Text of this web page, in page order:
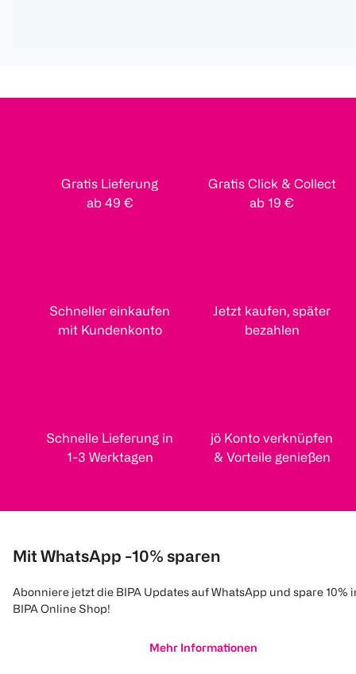
Gratis Lieferung
ab 49 €
Gratis Click & Collect
ab 19 €
Schneller einkaufen
mit Kundenkonto
Jetzt kaufen, später
bezahlen
Schnelle Lieferung in
1-3 Werktagen
jö Konto verknüpfen
& Vorteile genießen
Mit WhatsApp -10% sparen
Abonniere jetzt die BIPA Updates auf WhatsApp und spare 10%
BIPA Online Shop!
Mehr Informationen